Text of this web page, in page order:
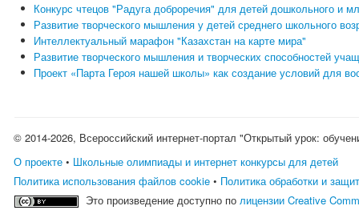
Конкурс чтецов "Радуга доброречия" для детей дошкольного и
Развитие творческого мышления у детей среднего школьного
Интеллектуальный марафон "Казахстан на карте мира"
Развитие творческого мышления и творческих способностей
Проект «Парта Героя нашей школы» как создание условий для
© 2014-2026, Всероссийский интернет-портал "Открытый урок:
О проекте • Школьные олимпиады и интернет конкурсы для детей
Политика использования файлов cookie • Политика обработки и
Это произведение доступно полицензии Creative